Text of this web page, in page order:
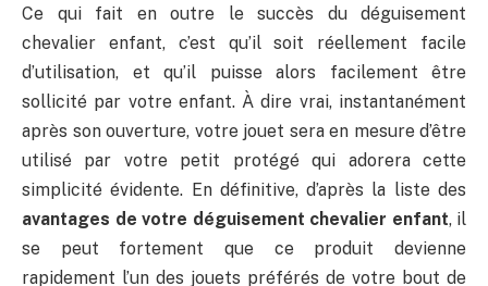
Ce qui fait en outre le succès du déguisement
chevalier enfant, c’est qu’il soit réellement facile
d’utilisation, et qu’il puisse alors facilement être
sollicité par votre enfant. À dire vrai, instantanément
après son ouverture, votre jouet sera en mesure d’être
utilisé par votre petit protégé qui adorera cette
simplicité évidente. En définitive, d’après la liste des
avantages de votre déguisement chevalier enfant, il
se peut fortement que ce produit devienne
rapidement l’un des jouets préférés de votre bout de